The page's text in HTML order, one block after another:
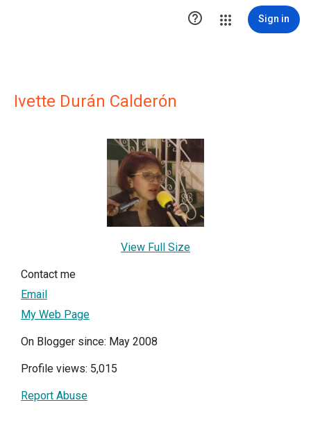
 Sign in
Ivette Durán Calderón
View Full Size
Contact me
Email
My Web Page
On Blogger since: May 2008
Profile views: 5,015
Report Abuse